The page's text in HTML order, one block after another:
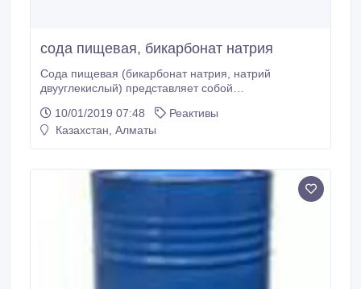
сода пищевая, бикарбонат натрия
Сода пищевая (бикарбонат натрия, натрий
двууглекислый) представляет собой
Двууглекислый натрий (бикарбонат натрия),
применяется в химической, пищевой, легкой,
10/01/2019 07:48
Реактивы
Казахстан, Алматы